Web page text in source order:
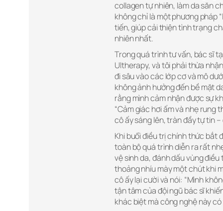
collagen tự nhiên, làm da săn
không chỉ là một phương pháp
tiến, giúp cải thiện tình trạng
nhiên nhất.
Trong quá trình tư vấn, bác sĩ
Ultherapy, và tôi phải thừa
đi sâu vào các lớp cơ và mô
không ảnh hưởng đến bề mặt
rằng mình cảm nhận được sự
“Cảm giác hơi ấm và nhẹ rung
cô ấy sáng lên, tràn đầy tự tin
Khi buổi điều trị chính thức bắt
toàn bộ quá trình diễn ra rất
vệ sinh da, đánh dấu vùng
thoảng nhíu mày một chút khi
cô ấy lại cười và nói: “Mình
tận tâm của đội ngũ bác sĩ
khác biệt mà công nghệ này